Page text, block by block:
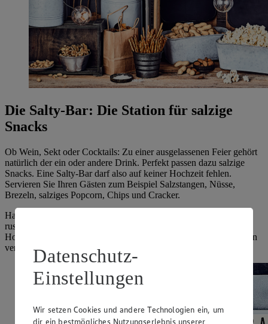
Die Salty-Bar: Die Station für salzige
Snacks
Ob Wein, Sekt oder Cocktails: Zu einer ausgelassenen Feier gehört
natürlich der ein oder andere Drink. Perfekt passen dazu salzige
Snacks. Eine Salty-Bar darf also auf keiner Hochzeit fehlen.
Servieren Sie Ihren Gästen zum Beispiel Salzstangen, Nüsse,
Brezeln, salziges Popcorn, Chips und Cracker.
Halten Sie die Deko für Ihre Salty-Bar am besten ländlich und
rustikal. Präsentieren Sie den Knabberspaß zum Beispiel auf
Holztischen, die mit Paletten und lustig beschriebenen Kreidetafeln
verziert werden.Datenschutz-
Einstellungen
Wir setzen Cookies und andere Technologien ein, um
dir ein bestmögliches Nutzungserlebnis unserer